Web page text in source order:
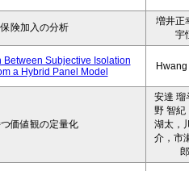
険加入の分析
増井正
宇
Subjective Isolation
a Hybrid Panel Model
価値観の定量化
安達 瑠
野 智紀
湖太，
介，市
郎